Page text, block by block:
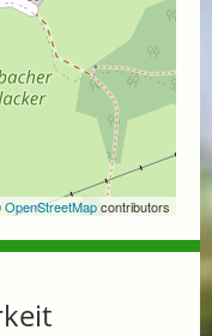
OpenStreetMapcontributors